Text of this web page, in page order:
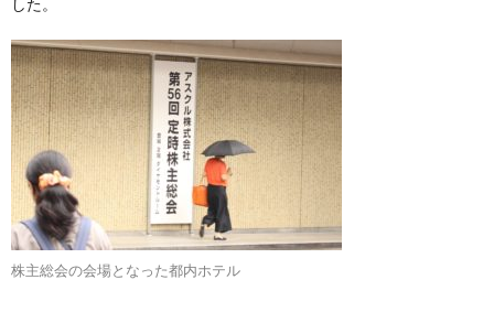
株主総会の会場となった都内ホテル